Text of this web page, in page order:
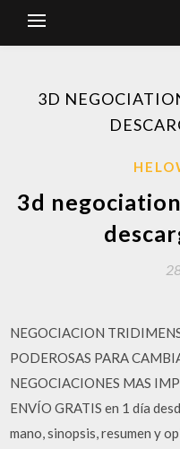
3D
3d
NEGOCIACION
PODEROSAS PARA
NEGOCIACIONES MAS
ENVÍO GRATIS en 1 día
mano, sinopsis, resumen y